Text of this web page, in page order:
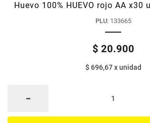
Huevo 100% HUEVO rojo AA x30
PLU: 133665
$ 20.900
$ 696,67xunidad